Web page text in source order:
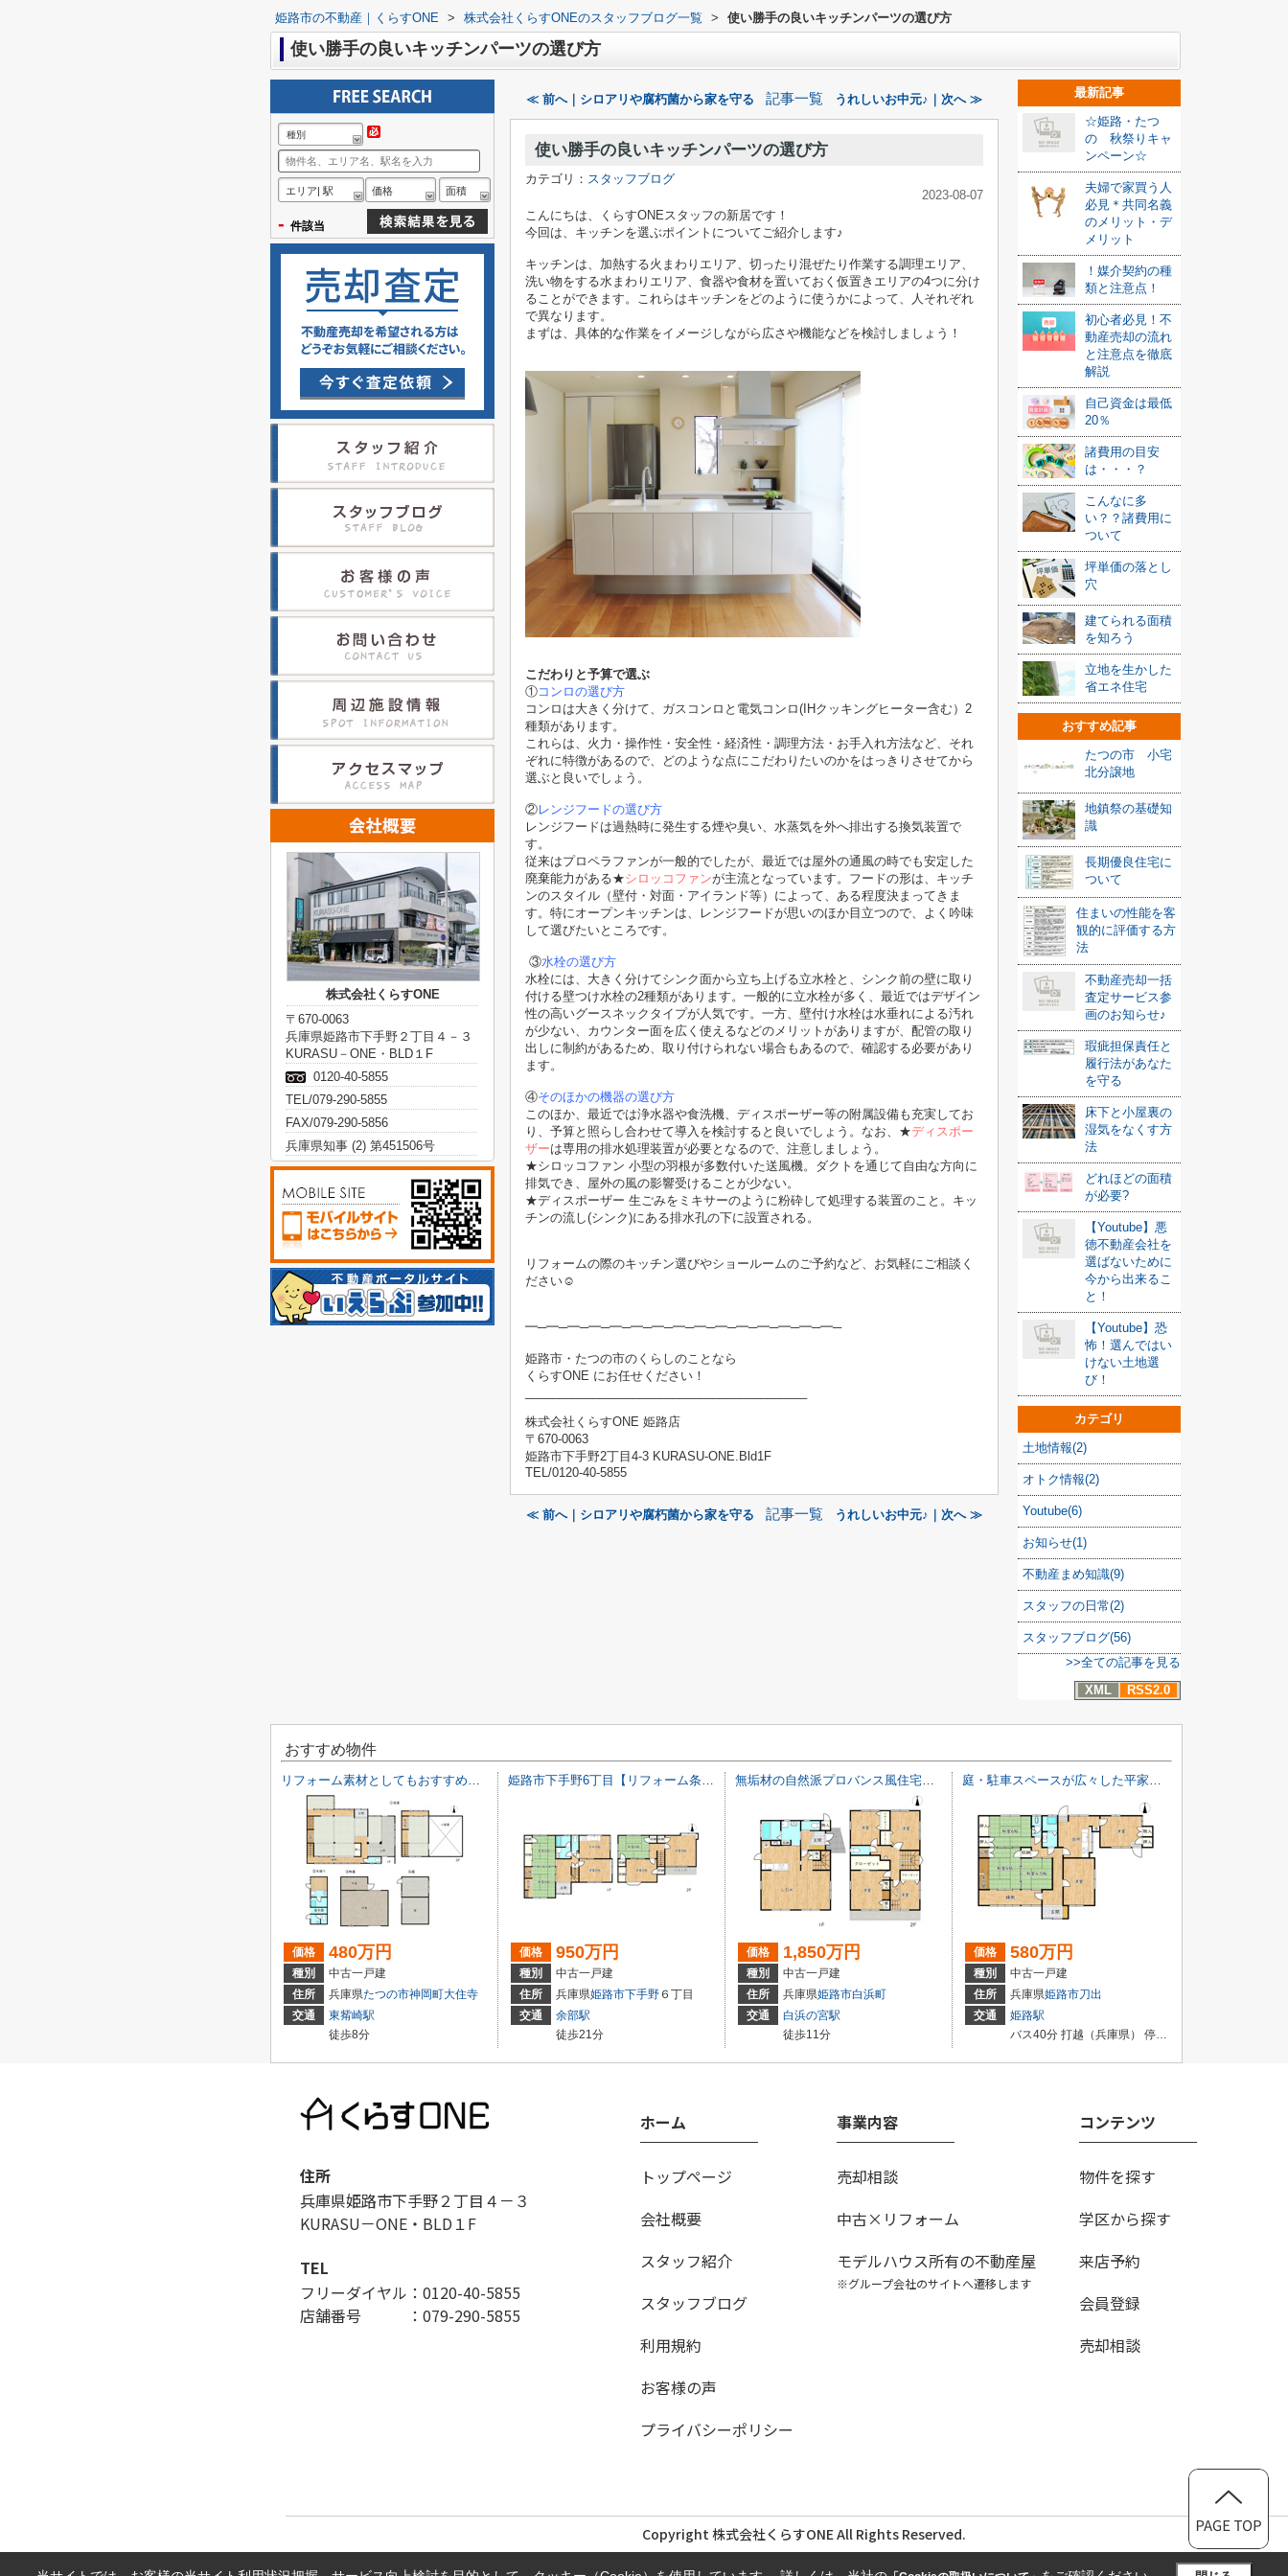
姫路市の不動産｜くらすONE > 株式会社くらすONEのスタッフブログ一覧 > 使い勝手の良いキッチンパーツの選び方
使い勝手の良いキッチンパーツの選び方
≪ 前へ｜シロアリや腐朽菌から家を守る 記事一覧 うれしいお中元♪｜次へ ≫
使い勝手の良いキッチンパーツの選び方
カテゴリ： スタッフブログ
2023-08-07
こんにちは、くらすONEスタッフの新居です！
今回は、キッチンを選ぶポイントについてご紹介します♪
キッチンは、加熱する火まわりエリア、切ったり混ぜたり作業する調理エリア、
洗い物をする水まわりエリア、食器や食材を置いておく仮置きエリアの4つに分け
ることができます。これらはキッチンをどのように使うかによって、人それぞれ
で異なります。
まずは、具体的な作業をイメージしながら広さや機能などを検討しましょう！
こだわりと予算で選ぶ
①コンロの選び方
コンロは大きく分けて、ガスコンロと電気コンロ(IHクッキングヒーター含む）2
種類があります。
これらは、火力・操作性・安全性・経済性・調理方法・お手入れ方法など、それ
ぞれに特徴があるので、どのような点にこだわりたいのかをはっきりさせてから
選ぶと良いでしょう。
②レンジフードの選び方
レンジフードは過熱時に発生する煙や臭い、水蒸気を外へ排出する換気装置で
す。
従来はプロペラファンが一般的でしたが、最近では屋外の通風の時でも安定した
廃棄能力がある★シロッコファンが主流となっています。フードの形は、キッチ
ンのスタイル（壁付・対面・アイランド等）によって、ある程度決まってきま
す。特にオープンキッチンは、レンジフードが思いのほか目立つので、よく吟味
して選びたいところです。
③水栓の選び方
水栓には、大きく分けてシンク面から立ち上げる立水栓と、シンク前の壁に取り
付ける壁つけ水栓の2種類があります。一般的に立水栓が多く、最近ではデザイン
性の高いグースネックタイプが人気です。一方、壁付け水栓は水垂れによる汚れ
が少ない、カウンター面を広く使えるなどのメリットがありますが、配管の取り
出しに制約があるため、取り付けられない場合もあるので、確認する必要があり
ます。
④そのほかの機器の選び方
このほか、最近では浄水器や食洗機、ディスポーザー等の附属設備も充実してお
り、予算と照らし合わせて導入を検討すると良いでしょう。なお、 ★ディスポー
ザーは専用の排水処理装置が必要となるので、注意しましょう。
★シロッコファン 小型の羽根が多数付いた送風機。ダクトを通じて自由な方向に
排気でき、屋外の風の影響受けることが少ない。
★ディスポーザー 生ごみをミキサーのように粉砕して処理する装置のこと。キッ
チンの流し(シンク)にある排水孔の下に設置される。
リフォームの際のキッチン選びやショールームのご予約など、 お気軽にご相談く
ださい☺️
━─━─━─━─━─━─━─━─━─━─━─━─━─━─━─
姫路市・たつの市のくらしのことなら
くらすONE にお任せください！
株式会社くらすONE 姫路店
〒670-0063
姫路市下手野2丁目4-3 KURASU-ONE.Bld1F
TEL/0120-40-5855
≪ 前へ｜シロアリや腐朽菌から家を守る 記事一覧 うれしいお中元♪｜次へ ≫
最新記事
☆姫路・たつ
の 秋祭りキャ
ンペーン☆
夫婦で家買う人
必見＊共同名義
のメリット・デ
メリット
！媒介契約の種
類と注意点！
初心者必見！不
動産売却の流れ
と注意点を徹底
解説
自己資金は最低
20％
諸費用の目安
は・・・？
こんなに多
い？？諸費用に
ついて
坪単価の落とし
穴
建てられる面積
を知ろう
立地を生かした
省エネ住宅
おすすめ記事
たつの市 小宅
北分譲地
地鎮祭の基礎知
識
長期優良住宅に
ついて
住まいの性能を客
観的に評価する方
法
不動産売却一括
査定サービス参
画のお知らせ♪
瑕疵担保責任と
履行法があなた
を守る
床下と小屋裏の
湿気をなくす方
法
どれほどの面積
が必要?
【Youtube】悪
徳不動産会社を
選ばないために
今から出来るこ
と！
【Youtube】恐
怖！選んではい
けない土地選
び！
カテゴリ
土地情報(2)
オトク情報(2)
Youtube(6)
お知らせ(1)
不動産まめ知識(9)
スタッフの日常(2)
スタッフブログ(56)
>>全ての記事を見る
XML
RSS2.0
種別
エリア| 駅 価格 面積
- 件該当
株式会社くらすONE
〒670-0063
兵庫県姫路市下手野２丁目４－３
KURASU－ONE・BLD１F
0120-40-5855
TEL/079-290-5855
FAX/079-290-5856
兵庫県知事 (2) 第451506号
おすすめ物件
リフォーム素材としてもおすすめの広々とした古民家／たつの市神岡町大住寺
価格 480万円
種別
中古一戸建
住所
兵庫県たつの市神岡町大住寺
交通
東觜崎駅
徒歩8分
姫路市下手野6丁目【リフォーム条件付】／中古戸建
価格 950万円
種別
中古一戸建
住所
兵庫県姫路市下手野 ６丁目
交通
余部駅
徒歩21分
無垢材の自然派プロバンス風住宅／姫路市白浜町
価格 1,850万円
種別
中古一戸建
住所
兵庫県姫路市白浜町
交通
白浜の宮駅
徒歩11分
庭・駐車スペースが広々した平家住宅／姫路市刀出
価格 580万円
種別
中古一戸建
住所
兵庫県姫路市刀出
交通
姫路駅
バス40分 打越（兵庫県） 停歩1分
住所
兵庫県姫路市下手野２丁目４－３
KURASU－ONE・BLD１F
TEL
フリーダイヤル：0120-40-5855
店舗番号 ：079-290-5855
ホーム
トップページ
会社概要
スタッフ紹介
スタッフブログ
利用規約
お客様の声
プライバシーポリシー
事業内容
売却相談
中古×リフォーム
モデルハウス所有の不動産屋
※グループ会社のサイトへ遷移します
コンテンツ
物件を探す
学区から探す
来店予約
会員登録
売却相談
Copyright 株式会社くらすONE All Rights Reserved.